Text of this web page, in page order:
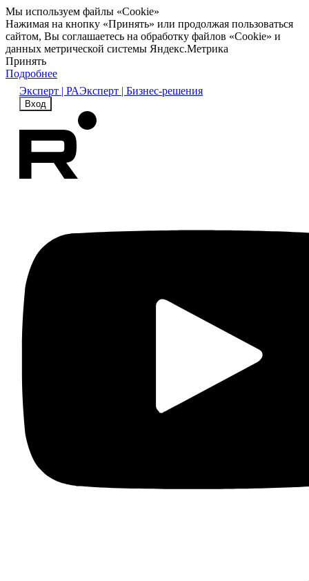
Мы используем файлы «Cookie»
Нажимая на кнопку «Принять» или продолжая пользоваться
сайтом, Вы соглашаетесь на обработку файлов «Cookie» и
данных метрической системы Яндекс.Метрика
Принять
Подробнее
Эксперт | РАЭксперт | Бизнес-решения
Вход